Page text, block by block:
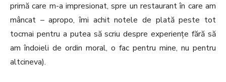
primă care m-a impresionat, spre un restaurant în care am
mâncat – apropo, îmi achit notele de plată peste tot
tocmai pentru a putea să scriu despre experiențe fără să
am îndoieli de ordin moral, o fac pentru mine, nu pentru
altcineva).